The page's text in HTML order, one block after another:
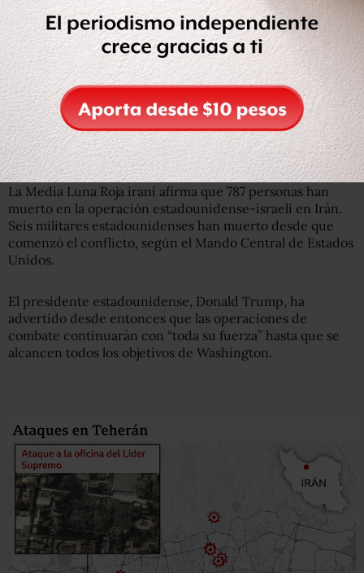
Jamenei.
En Riad, funcionarios sauditas dijeron durante la noche
que la embajada estadounidense fue alcanzada por dos
drones iraníes, lo que causó daños limitados. Los ataques
israelíes también han continuado en Irán.
La Media Luna Roja iraní afirma que 787 personas han
muerto en la operación estadounidense-israelí en Irán.
Seis militares estadounidenses han muerto desde que
comenzó el conflicto, según el Mando Central de Estados
Unidos.
El presidente estadounidense, Donald Trump, ha
advertido desde entonces que las operaciones de
combate continuarán con “toda su fuerza” hasta que se
alcancen todos los objetivos de Washington.